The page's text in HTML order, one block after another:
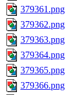
379361.png
379362.png
379363.png
379364.png
379365.png
379366.png